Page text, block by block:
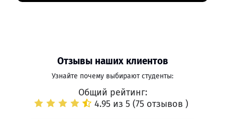
Отзывы наших клиентов
Узнайте почему выбирают студенты:
Общий рейтинг:
4.95 из 5 (75 отзывов )